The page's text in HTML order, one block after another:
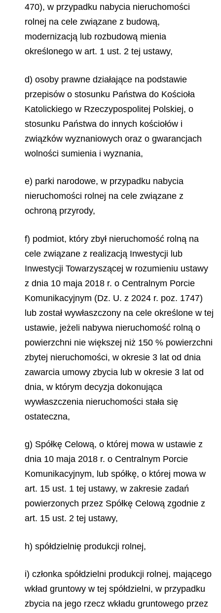
470), w przypadku nabycia nieruchomości
rolnej na cele związane z budową,
modernizacją lub rozbudową mienia
określonego w art. 1 ust. 2 tej ustawy,
d) osoby prawne działające na podstawie
przepisów o stosunku Państwa do Kościoła
Katolickiego w Rzeczypospolitej Polskiej, o
stosunku Państwa do innych kościołów i
związków wyznaniowych oraz o gwarancjach
wolności sumienia i wyznania,
e) parki narodowe, w przypadku nabycia
nieruchomości rolnej na cele związane z
ochroną przyrody,
f) podmiot, który zbył nieruchomość rolną na
cele związane z realizacją Inwestycji lub
Inwestycji Towarzyszącej w rozumieniu ustawy
z dnia 10 maja 2018 r. o Centralnym Porcie
Komunikacyjnym (Dz. U. z 2024 r. poz. 1747)
lub został wywłaszczony na cele określone w tej
ustawie, jeżeli nabywa nieruchomość rolną o
powierzchni nie większej niż 150 % powierzchni
zbytej nieruchomości, w okresie 3 lat od dnia
zawarcia umowy zbycia lub w okresie 3 lat od
dnia, w którym decyzja dokonująca
wywłaszczenia nieruchomości stała się
ostateczna,
g) Spółkę Celową, o której mowa w ustawie z
dnia 10 maja 2018 r. o Centralnym Porcie
Komunikacyjnym, lub spółkę, o której mowa w
art. 15 ust. 1 tej ustawy, w zakresie zadań
powierzonych przez Spółkę Celową zgodnie z
art. 15 ust. 2 tej ustawy,
h) spółdzielnię produkcji rolnej,
i) członka spółdzielni produkcji rolnej, mającego
wkład gruntowy w tej spółdzielni, w przypadku
zbycia na jego rzecz wkładu gruntowego przez